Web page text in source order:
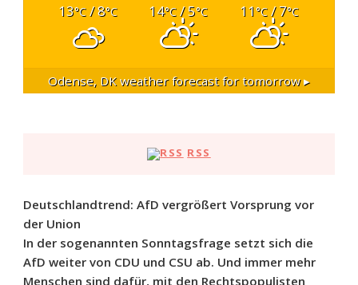
13°C / 8°C 14°C / 5°C 11°C/ 7°C
Odense, DKweather forecast for tomorrow ▸
RSS
Deutschlandtrend: AfD vergrößert Vorsprung vor
der Union
In der sogenannten Sonntagsfrage setzt sich die
AfD weiter von CDU und CSU ab. Und immer mehr
Menschen sind dafür, mit den Rechtspopulisten